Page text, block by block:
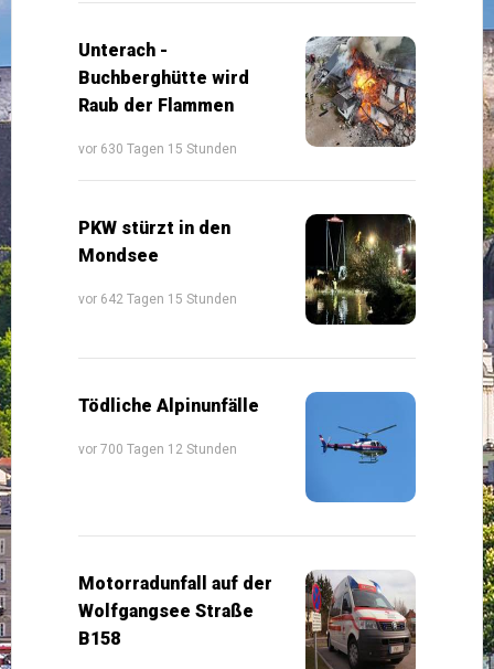
Unterach -
Buchberghütte wird
Raub der Flammen
vor 630 Tagen 15 Stunden
PKW stürzt in den
Mondsee
vor 642 Tagen 15 Stunden
Tödliche Alpinunfälle
vor 700 Tagen 12 Stunden
Motorradunfall auf der
Wolfgangsee Straße
B158